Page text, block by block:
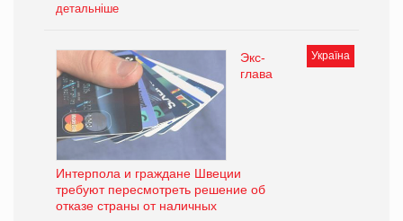
детальніше
Україна
Экс-
глава
Интерпола и граждане Швеции
требуют пересмотреть решение об
отказе страны от наличных